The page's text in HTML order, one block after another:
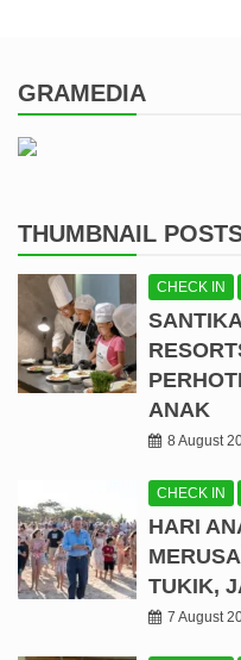
GRAMEDIA
THUMBNAIL
CHECK IN
ANAK
8 August
CHECK IN
HARI
TUKIK,
7 August